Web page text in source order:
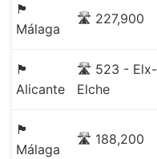
🏴
Málaga
🛣️ 227,900
🏴
Alicante
🛣️ 523 - Elx-
Elche
🏴
Málaga
🛣️ 188,200